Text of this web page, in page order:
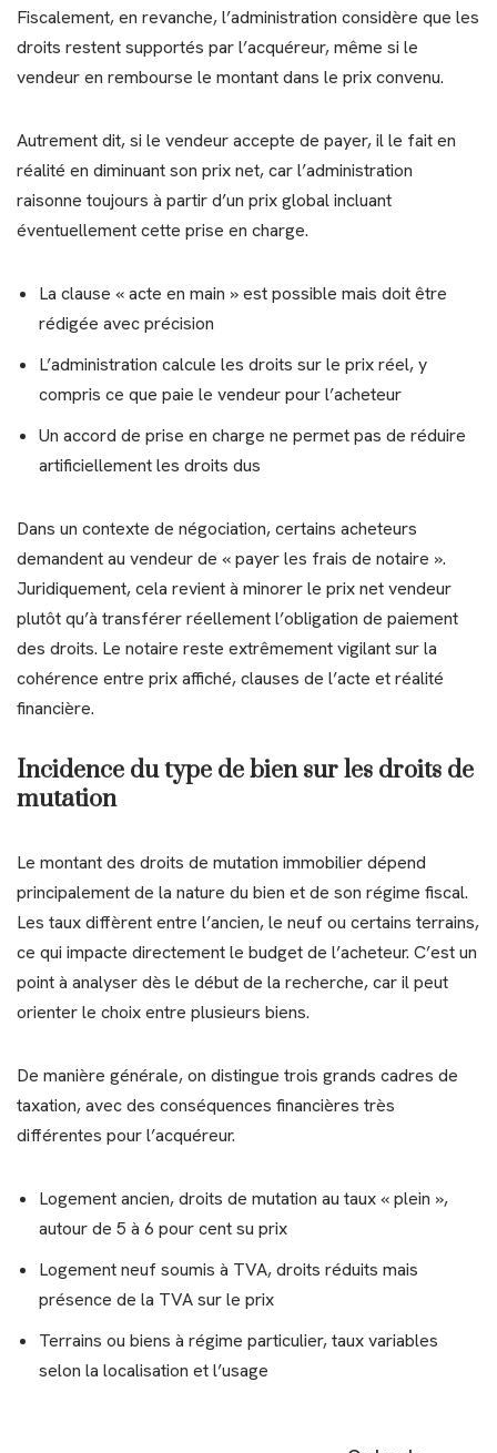
Fiscalement, en revanche, l’administration considère que les
droits restent supportés par l’acquéreur, même si le
vendeur en rembourse le montant dans le prix convenu.
Autrement dit, si le vendeur accepte de payer, il le fait en
réalité en diminuant son prix net, car l’administration
raisonne toujours à partir d’un prix global incluant
éventuellement cette prise en charge.
La clause « acte en main » est possible mais doit être
rédigée avec précision
L’administration calcule les droits sur le prix réel, y
compris ce que paie le vendeur pour l’acheteur
Un accord de prise en charge ne permet pas de réduire
artificiellement les droits dus
Dans un contexte de négociation, certains acheteurs
demandent au vendeur de « payer les frais de notaire ».
Juridiquement, cela revient à minorer le prix net vendeur
plutôt qu’à transférer réellement l’obligation de paiement
des droits. Le notaire reste extrêmement vigilant sur la
cohérence entre prix affiché, clauses de l’acte et réalité
financière.
Incidence du type de bien sur les droits de
mutation
Le montant des droits de mutation immobilier dépend
principalement de la nature du bien et de son régime fiscal.
Les taux diffèrent entre l’ancien, le neuf ou certains terrains,
ce qui impacte directement le budget de l’acheteur. C’est un
point à analyser dès le début de la recherche, car il peut
orienter le choix entre plusieurs biens.
De manière générale, on distingue trois grands cadres de
taxation, avec des conséquences financières très
différentes pour l’acquéreur.
Logement ancien, droits de mutation au taux « plein »,
autour de 5 à 6 pour cent su prix
Logement neuf soumis à TVA, droits réduits mais
présence de la TVA sur le prix
Terrains ou biens à régime particulier, taux variables
selon la localisation et l’usage